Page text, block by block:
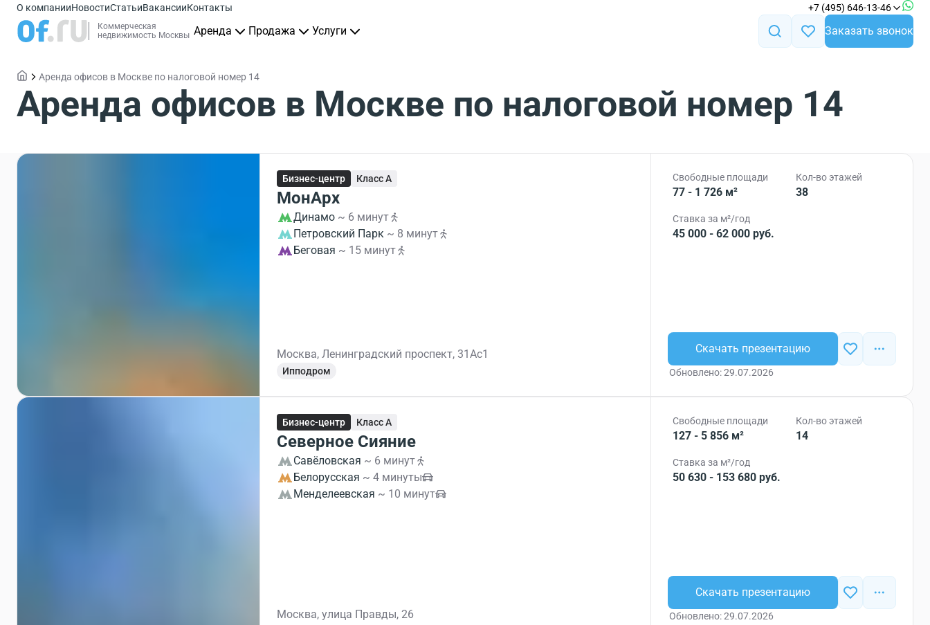
О компанииНовостиСтатьиВакансииКонтакты +7 (495) 646-13-46
Коммерческая
недвижимость Москвы Аренда Продажа Услуги Заказать звонок
Аренда офисов в Москве по налоговой номер 14
Аренда офисов в Москве по налоговой номер 14
Бизнес-центр Класс A
МонАрх
Динамо ~ 6 минут
Петровский Парк ~ 8 минут
Беговая ~ 15 минут
Москва, Ленинградский проспект, 31Ас1
Ипподром
Свободные площади
77 - 1 726 м²
Кол-во этажей
38
Ставка за м²/год
45 000 - 62 000 руб.
Скачать презентацию
Обновлено: 29.07.2026
Бизнес-центр Класс A
Северное Сияние
Савёловская ~ 6 минут
Белорусская ~ 4 минуты
Менделеевская ~ 10 минут
Москва, улица Правды, 26
Свободные площади
127 - 5 856 м²
Кол-во этажей
14
Ставка за м²/год
50 630 - 153 680 руб.
Скачать презентацию
Обновлено: 29.07.2026